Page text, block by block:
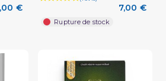
€ 7,00 €
Rupture de stock